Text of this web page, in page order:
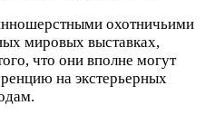
охотничьими
мировых выставках,
что они вполне могут
на экстерьерных